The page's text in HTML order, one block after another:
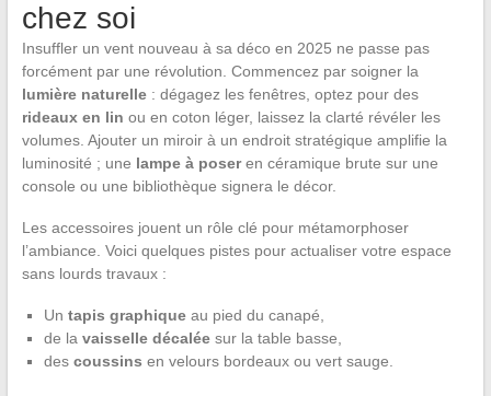
chez soi
Insuffler un vent nouveau à sa déco en 2025 ne passe pas
forcément par une révolution. Commencez par soigner la
lumière naturelle: dégagez les fenêtres, optez pour des
rideaux en lin ou en coton léger, laissez la clarté révéler les
volumes. Ajouter un miroir à un endroit stratégique amplifie la
luminosité ; une lampe à poseren céramique brute sur une
console ou une bibliothèque signera le décor.
Les accessoires jouent un rôle clé pour métamorphoser
l’ambiance. Voici quelques pistes pour actualiser votre espace
sans lourds travaux :
Un tapis graphiqueau pied du canapé,
de la vaisselle décaléesur la table basse,
des coussins en velours bordeaux ou vert sauge.